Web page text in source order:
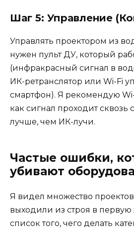
Шаг 5: Управление
Управлять проектором из
нужен пульт ДУ, который
(инфракрасный сигнал в
ИК-ретранслятор или Wi-Fi
смартфон). Я рекомендую
как сигнал проходит сквозь
лучше, чем ИК-лучи.
Частые ошибки,
убивают
Я видел множество
выходили из строя в
список того, чего делать